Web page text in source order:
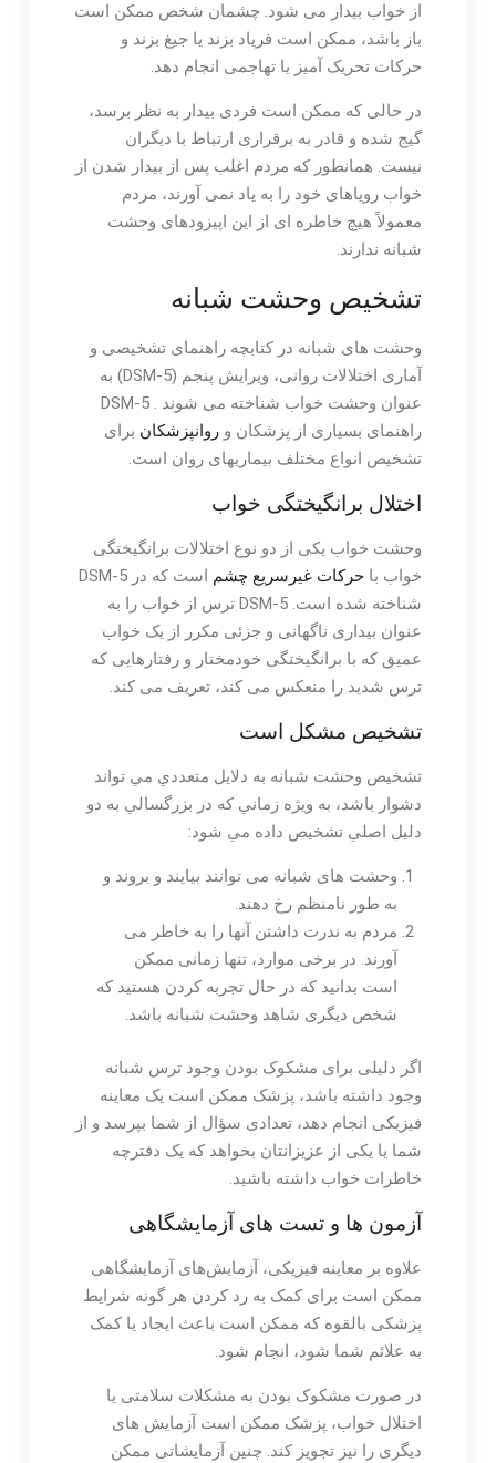
از خواب بیدار می شود. چشمان شخص ممکن است
باز باشد، ممکن است فریاد بزند یا جیغ بزند و
حرکات تحریک آمیز یا تهاجمی انجام دهد.
در حالی که ممکن است فردی بیدار به نظر برسد،
گیج شده و قادر به برقراری ارتباط با دیگران
نیست. همانطور که مردم اغلب پس از بیدار شدن از
خواب رویاهای خود را به یاد نمی آورند، مردم
معمولاً هیچ خاطره ای از این اپیزودهای وحشت
شبانه ندارند.
تشخیص وحشت شبانه
وحشت های شبانه در کتابچه راهنمای تشخیصی و
آماری اختلالات روانی، ویرایش پنجم (DSM-5) به
عنوان وحشت خواب شناخته می شوند . DSM-5
راهنمای بسیاری از پزشکان و روانپزشکان برای
تشخیص انواع مختلف بیماریهای روان است.
اختلال برانگیختگی خواب
وحشت خواب یکی از دو نوع اختلالات برانگیختگی
خواب با حرکات غیرسریع چشم
است که در DSM-5
شناخته شده است. DSM-5 ترس از خواب را به
عنوان بیداری ناگهانی و جزئی مکرر از یک خواب
عمیق که با برانگیختگی خودمختار و رفتارهایی که
ترس شدید را منعکس می کند، تعریف می کند.
تشخیص مشکل است
تشخيص وحشت شبانه به دلايل متعددي مي تواند
دشوار باشد، به ويژه زماني كه در بزرگسالي به دو
دليل اصلي تشخيص داده مي شود:
وحشت های شبانه می توانند بیایند و بروند و
به طور نامنظم رخ دهند.
مردم به ندرت داشتن آنها را به خاطر می
آورند. در برخی موارد، تنها زمانی ممکن
است بدانید که در حال تجربه کردن هستید که
شخص دیگری شاهد وحشت شبانه باشد.
اگر دلیلی برای مشکوک بودن وجود ترس شبانه
وجود داشته باشد، پزشک ممکن است یک معاینه
فیزیکی انجام دهد، تعدادی سؤال از شما بپرسد و از
شما یا یکی از عزیزانتان بخواهد که یک دفترچه
خاطرات خواب داشته باشید.
آزمون ها و تست های آزمایشگاهی
علاوه بر معاینه فیزیکی، آزمایش‌های آزمایشگاهی
ممکن است برای کمک به رد کردن هر گونه شرایط
پزشکی بالقوه که ممکن است باعث ایجاد یا کمک
به علائم شما شود، انجام شود.
در صورت مشکوک بودن به مشکلات سلامتی یا
اختلال خواب، پزشک ممکن است آزمایش های
دیگری را نیز تجویز کند. چنین آزمایشاتی ممکن